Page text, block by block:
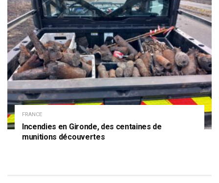
FRANCE
Incendies en Gironde, des centaines de
munitions découvertes